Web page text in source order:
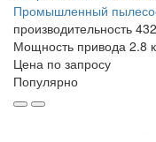
Промышленный
производительность
Мощность привода 2.8
Цена по запросу
Популярно